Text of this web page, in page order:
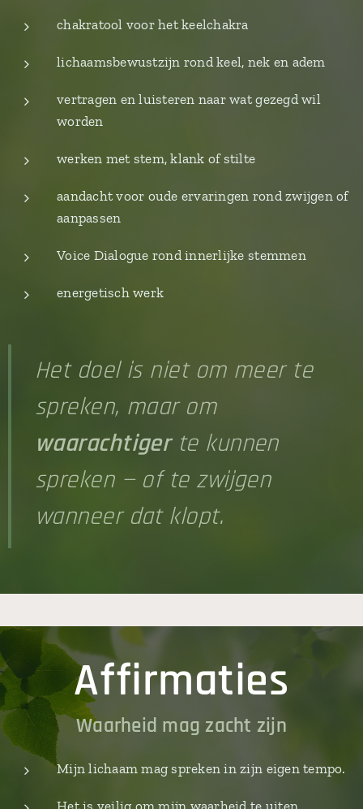
chakratool voor het keelchakra
lichaamsbewustzijn rond keel, nek en adem
vertragen en luisteren naar wat gezegd wil
worden
werken met stem, klank of stilte
aandacht voor oude ervaringen rond zwijgen of
aanpassen
Voice Dialogue rond innerlijke stemmen
energetisch werk
Het doel is niet om meer te
spreken, maar om
waarachtigerte kunnen
spreken — of te zwijgen
wanneer dat klopt.
Affirmaties
Waarheid mag zacht zijn
Mijn lichaam mag spreken in zijn eigen tempo.